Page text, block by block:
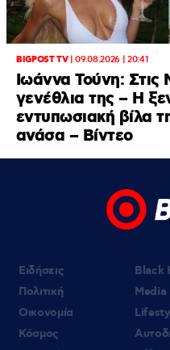
BIGPOST TV|09.08.2026 | 20:41
Ιωάννα Τούνη: Στις
γενέθλια της – H
εντυπωσιακή βίλα
ανάσα – Βίντεο
Ειδήσεις
Πολιτική
Οικονομία
Κόσμος
Black
Media